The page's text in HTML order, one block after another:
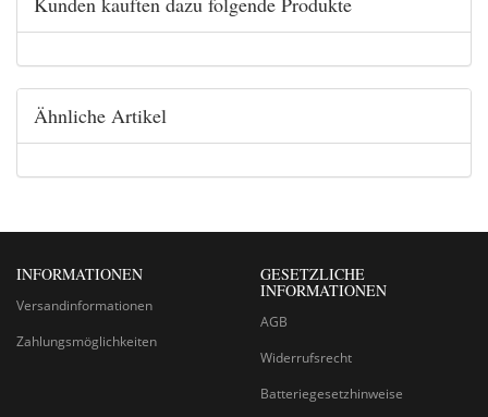
Ähnliche Artikel
INFORMATIONEN
Versandinformationen
Zahlungsmöglichkeiten
GESETZLICHE
INFORMATIONEN
AGB
Widerrufsrecht
Batteriegesetzhinweise